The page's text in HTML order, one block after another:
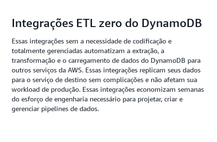
Integrações ETL zero do DynamoDB
Essas integrações sem a necessidade de codificação e
totalmente gerenciadas automatizam a extração, a
transformação e o carregamento de dados do DynamoDB para
outros serviços da AWS. Essas integrações replicam seus dados
para o serviço de destino sem complicações e não afetam sua
workload de produção. Essas integrações economizam semanas
do esforço de engenharia necessário para projetar, criar e
gerenciar pipelines de dados.